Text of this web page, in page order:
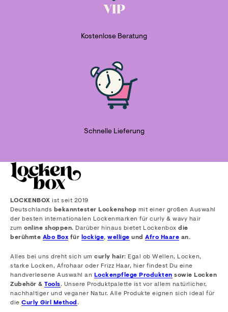
Kostenlose Beratung
Schnelle Lieferung
LOCKENBOX ist seit 2019
Deutschlands bekanntester Lockenshop mit einer großen Auswahl
der besten internationalen Lockenmarken für curly & wavy hair
zum online shoppen. Darüber hinaus bietet Lockenbox die
berühmte Abo Box für lockige, wellige und Afro Haare an.
Alles bei uns dreht sich um curly hair: Egal ob Wellen, Locken,
starke Locken, Afrohaar oder Frizz Haar, hier findest Du eine
handverlesene Auswahl an Lockenpflege Produkten sowie Locken
Zubehör & Tools. Unsere Produktpalette ist vor allem natürlicher,
nachhaltiger und veganer Natur. Alle Produkte eignen sich ideal für
die Curly Girl Method .